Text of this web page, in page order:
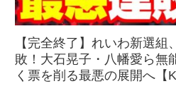
【完全終了】れいわ新選組
敗！大石晃子・八幡愛ら無
く票を削る最悪の展開へ【